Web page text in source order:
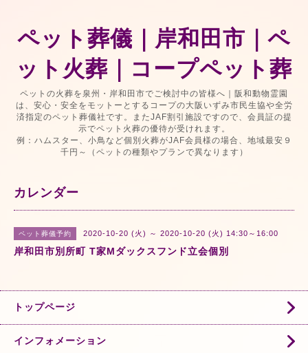
ペット葬儀｜岸和田市｜ペ
ット火葬｜コープペット葬
ペットの火葬を泉州・岸和田市でご検討中の皆様へ｜阪和動物霊園
は、安心・安全をモットーとするコープの大阪いずみ市民生協や全労
済指定のペット葬儀社です。またJAF割引施設ですので、会員証の提
示でペット火葬の優待が受けれます。
例：ハムスター、小鳥など個別火葬がJAF会員様の場合、地域最安９
千円～（ペットの種類やプランで異なります）
カレンダー
ペット葬儀予約 2020-10-20 (火) ～ 2020-10-20 (火) 14:30～16:00
岸和田市別所町 T家Mダックスフンド立会個別
トップページ
インフォメーション